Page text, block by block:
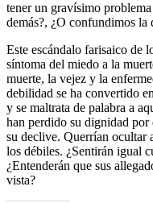
tener un gravísimo
demás?, ¿O confundimos la
Este escándalo farisaico de
síntoma del miedo a la
muerte, la vejez y la
debilidad se ha convertido
y se maltrata de palabra a
han perdido su dignidad por
su declive. Querrían ocultar
los débiles. ¿Sentirán igual
¿Entenderán que sus
vista?